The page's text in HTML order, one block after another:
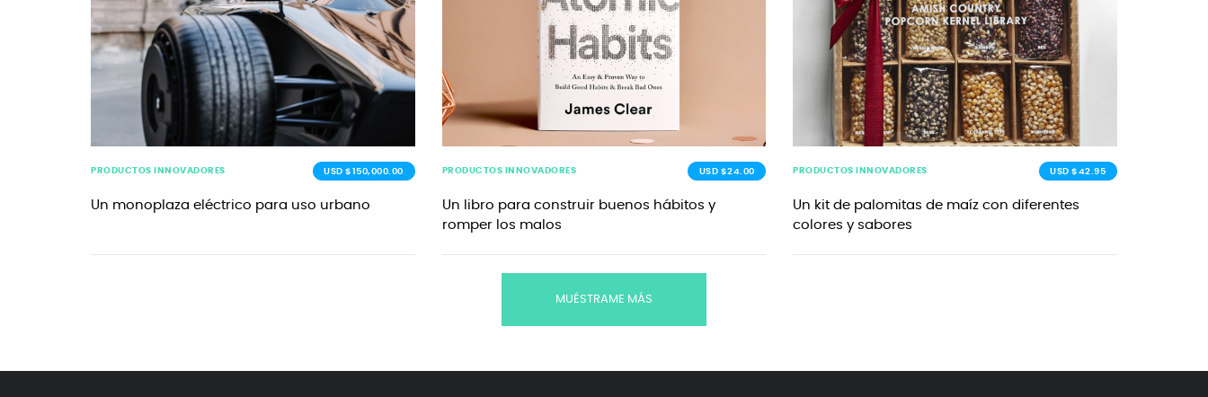
PRODUCTOS INNOVADORES USD $150,000.00
Un monoplaza eléctrico para uso urbano
PRODUCTOS INNOVADORES USD $24.00
Un libro para construir buenos hábitos y
romper los malos
PRODUCTOS INNOVADORES USD $42.95
Un kit de palomitas de maíz con diferentes
colores y sabores
MUÉSTRAME MÁS